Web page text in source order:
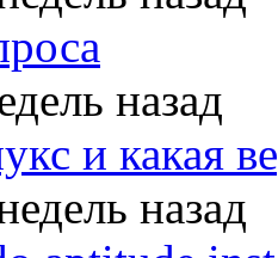
назад
и какая
назад